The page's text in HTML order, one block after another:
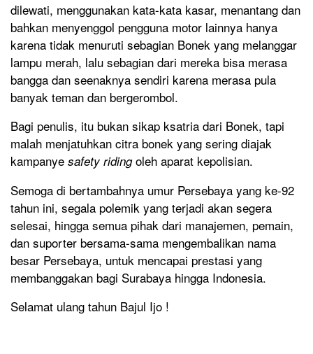
dilewati, menggunakan kata-kata kasar, menantang dan
bahkan menyenggol pengguna motor lainnya hanya
karena tidak menuruti sebagian Bonek yang melanggar
lampu merah, lalu sebagian dari mereka bisa merasa
bangga dan seenaknya sendiri karena merasa pula
banyak teman dan bergerombol.
Bagi penulis, itu bukan sikap ksatria dari Bonek, tapi
malah menjatuhkan citra bonek yang sering diajak
kampanye safety ridingoleh aparat kepolisian.
Semoga di bertambahnya umur Persebaya yang ke-92
tahun ini, segala polemik yang terjadi akan segera
selesai, hingga semua pihak dari manajemen, pemain,
dan suporter bersama-sama mengembalikan nama
besar Persebaya, untuk mencapai prestasi yang
membanggakan bagi Surabaya hingga Indonesia.
Selamat ulang tahun Bajul Ijo !